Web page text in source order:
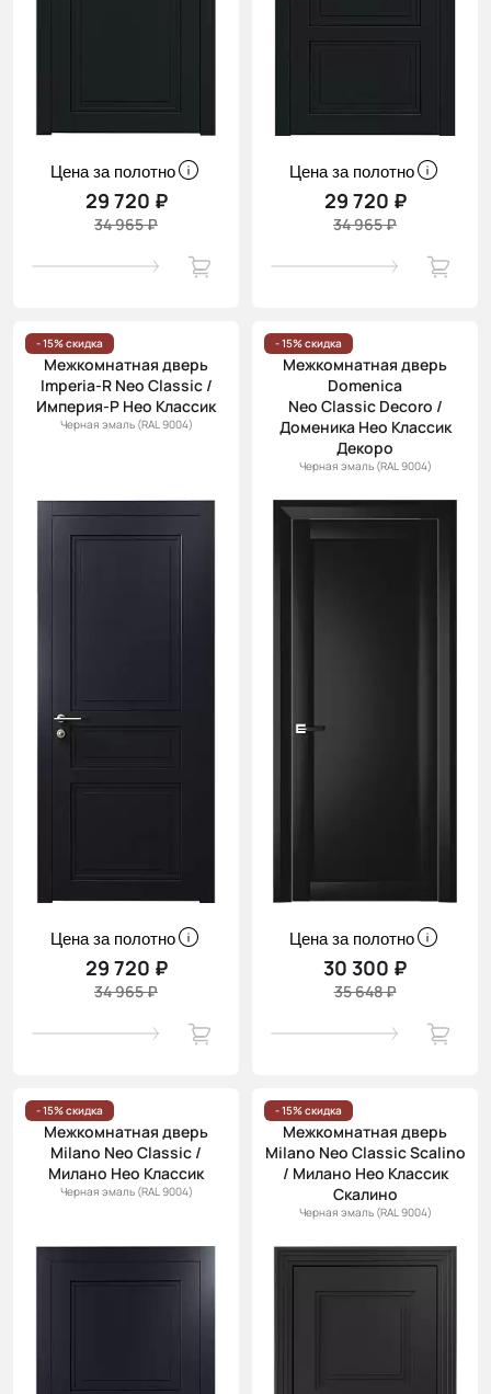
Цена за полотно
29 720 ₽
34 965 ₽
Цена за полотно
29 720 ₽
34 965 ₽
- 15% скидка
Межкомнатная дверь
Imperia-R Neo Classic /
Империя-Р Нео Классик
Черная эмаль (RAL 9004)
Цена за полотно
29 720 ₽
34 965 ₽
- 15% скидка
Межкомнатная дверь
Domenica
Neo Classic Decoro /
Доменика Нео Классик
Декоро
Черная эмаль (RAL 9004)
Цена за полотно
30 300 ₽
35 648 ₽
- 15% скидка
Межкомнатная дверь
Milano Neo Classic /
Милано Нео Классик
Черная эмаль (RAL 9004)
- 15% скидка
Межкомнатная дверь
Milano Neo Classic Scalino
/ Милано Нео Классик
Скалино
Черная эмаль (RAL 9004)